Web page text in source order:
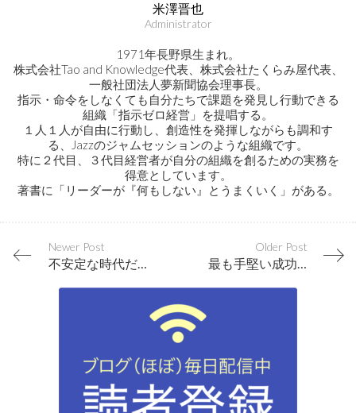
米澤晋也
Administrator
1971年長野県生まれ。
株式会社Tao and Knowledge代表、株式会社たくらみ屋代表、
一般社団法人夢新聞協会理事長。
指示・命令をしなくても自分たちで課題を発見し行動できる
組織「指示ゼロ経営」を提唱する。
１人１人が自由に行動し、創造性を発揮しながらも調和す
る、Jazzのジャムセッションのような組織です。
特に２代目、３代目経営者が自分の組織を創るための実務を
得意としています。
著書に「リーダーが『何もしない』とうまくいく」がある。
Newer Post Older Post